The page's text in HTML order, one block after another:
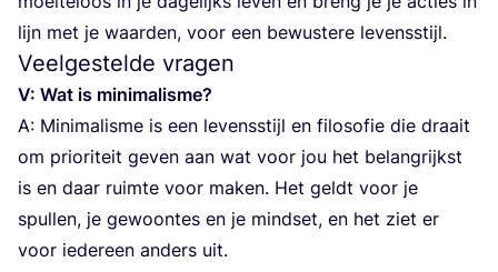
lijn met je waar­den, voor een bewus­te­re levensstijl.
Veelgestelde vragen
V: Wat is minimalisme?
A: Mini­ma­lis­me is een levens­stijl en filo­so­fie die draait
om pri­o­ri­teit geven aan wat voor jou het belang­rijkst
is en daar ruim­te voor maken. Het geldt voor je
spul­len, je gewoon­tes en je mind­set, en het ziet er
voor ieder­een anders uit.